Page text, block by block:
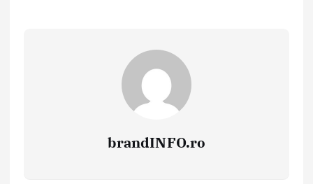
brandINFO.ro